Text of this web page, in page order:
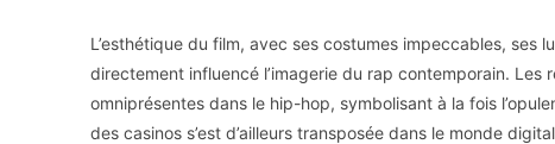
L’esthétique du film, avec ses costumes impeccables, ses
directement influencé l’imagerie du rap contemporain.
omniprésentes dans le hip-hop, symbolisant à la fois
des casinos s’est d’ailleurs transposée dans le monde